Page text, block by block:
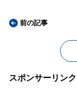
前の記事
スポンサーリンク